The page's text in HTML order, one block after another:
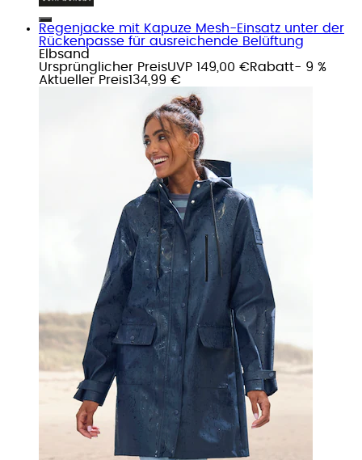
Regenjacke mit Kapuze Mesh-Einsatz unter der
Rückenpasse für ausreichende Belüftung
Elbsand
Ursprünglicher PreisUVP 149,00 €Rabatt- 9 %
Aktueller Preis134,99 €